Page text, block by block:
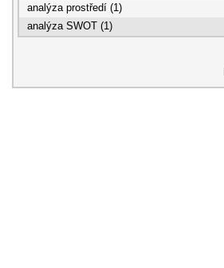
analýza prostředí (1)
analýza SWOT (1)